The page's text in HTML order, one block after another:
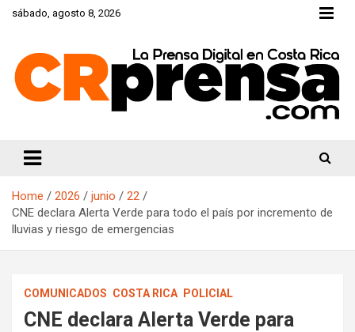
Skipsábado, agosto 8, 2026
Home 2026 junio
22
CNE declara Alerta Verde para todo el país por incremento de
lluvias y riesgo de emergencias
COMUNICADOS COSTA RICA POLICIAL
CNE declara Alerta Verde para